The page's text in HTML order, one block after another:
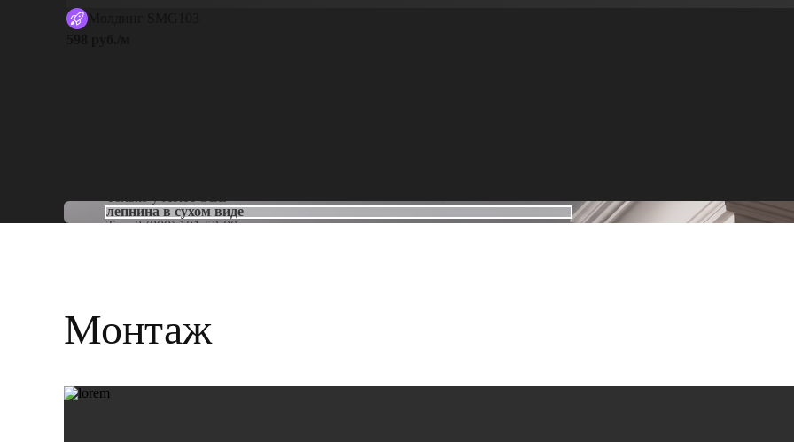
Только уARTPOLE
лепнина в сухом виде
Тел:8 (800) 101-53-00
Монтаж